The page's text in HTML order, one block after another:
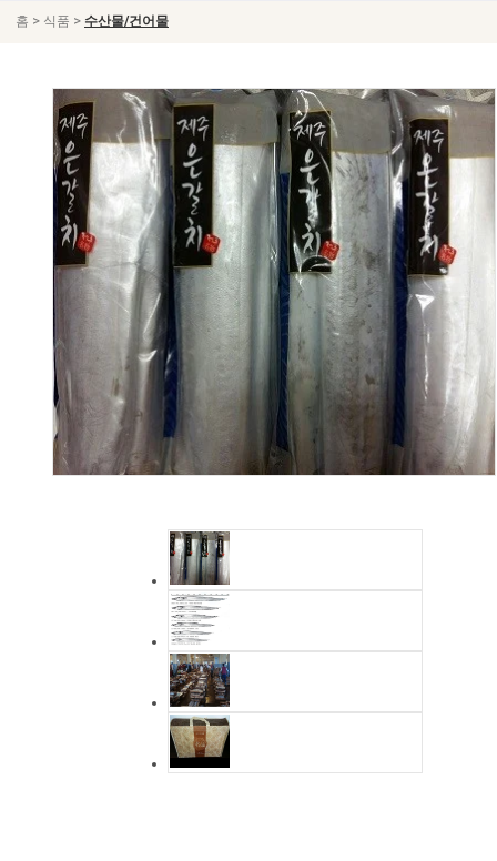
홈 > 식품 > 수산물/건어물